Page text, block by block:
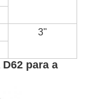
3"
para a